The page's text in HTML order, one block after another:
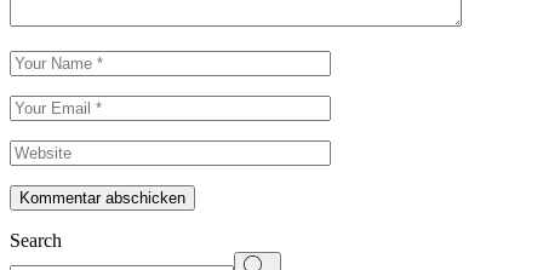
Kommentar abschicken
Search